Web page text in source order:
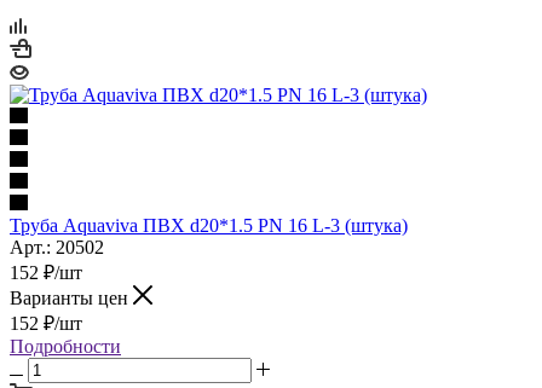
Труба Aquaviva ПВХ d20*1.5 PN 16 L-3 (штука)
Арт.: 20502
152 ₽/шт
Варианты цен
152 ₽/шт
Подробности